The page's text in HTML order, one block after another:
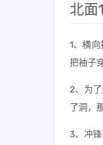
北面
1、横
把袖子
2、为
了洞，
3、冲